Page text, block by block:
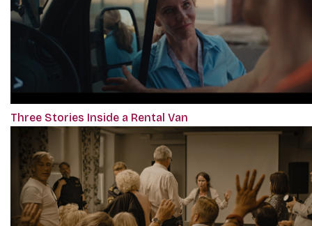
Three Stories Inside a Rental Van